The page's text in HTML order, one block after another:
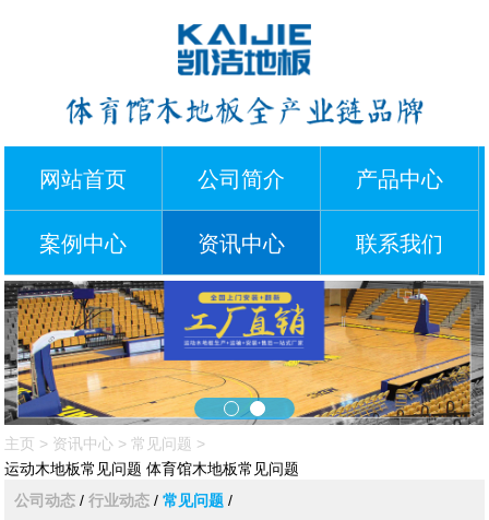
网站首页 公司简介 产品中心
案例中心 资讯中心 联系我们
主页 > 资讯中心 >常见问题 >
运动木地板常见问题 体育馆木地板常见问题
公司动态 /行业动态 /常见问题 /